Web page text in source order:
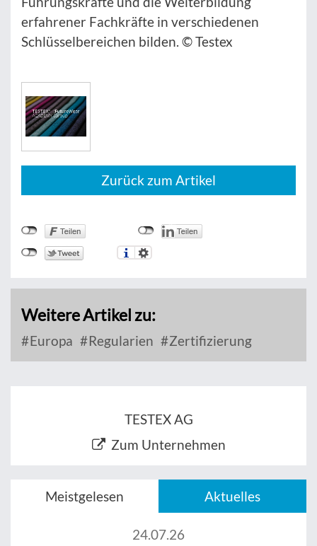
erfahrener Fachkräfte in verschiedenen
Schlüsselbereichen bilden. © Testex
Zurück zum Artikel
Weitere Artikel zu:
Europa Regularien Zertifizierung
TESTEX AG
Zum Unternehmen
Meistgelesen Aktuelles
24.07.26